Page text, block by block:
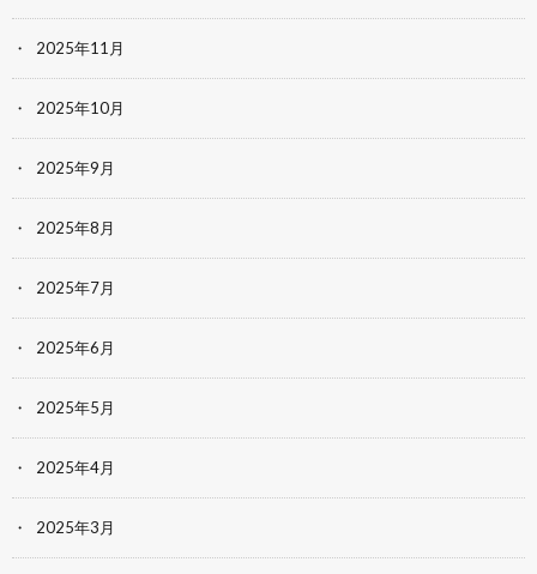
2025年11月
2025年10月
2025年9月
2025年8月
2025年7月
2025年6月
2025年5月
2025年4月
2025年3月